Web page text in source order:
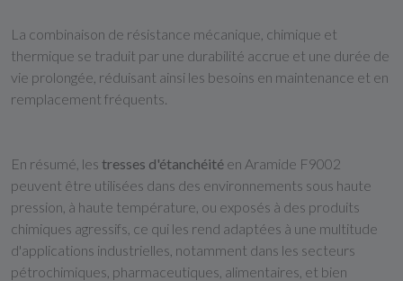
La combinaison de résistance mécanique, chimique et
thermique se traduit par une durabilité accrue et une durée de
vie prolongée, réduisant ainsi les besoins en maintenance et en
remplacement fréquents.
En résumé, les tresses d'étanchéité en Aramide F9002
peuvent être utilisées dans des environnements sous haute
pression, à haute température, ou exposés à des produits
chimiques agressifs, ce qui les rend adaptées à une multitude
d'applications industrielles, notamment dans les secteurs
pétrochimiques, pharmaceutiques, alimentaires, et bien